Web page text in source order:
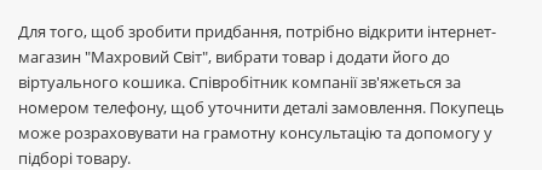
Для того, щоб зробити придбання, потрібно відкрити інтернет-
магазин "Махровий Світ", вибрати товар і додати його до
віртуального кошика. Співробітник компанії зв'яжеться за
номером телефону, щоб уточнити деталі замовлення. Покупець
може розраховувати на грамотну консультацію та допомогу у
підборі товару.